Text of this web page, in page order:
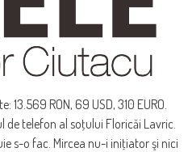
‎13.569 RON, 69 USD, 310 EURO.
de telefon al soţului Floricăi Lavric.
s-o fac. Mircea nu-i iniţiator şi nici